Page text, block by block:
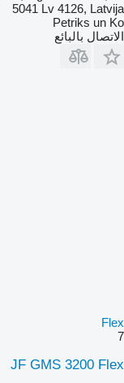
5041 Lv 4126, Latvija
Petriks un Ko
الاتصال بالبائع
Flex
7
JF GMS 3200 Flex